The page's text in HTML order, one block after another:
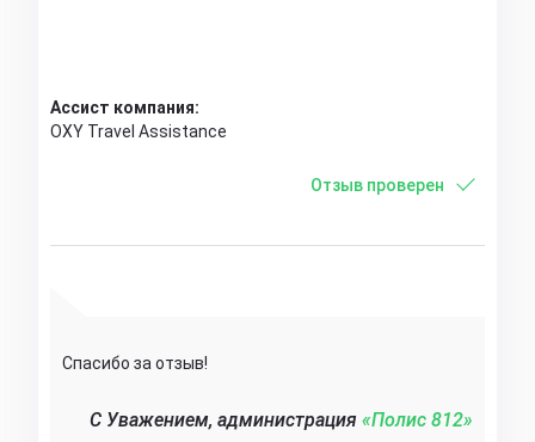
Ассист компания:
OXY Travel Assistance
Отзыв проверен
Спасибо за отзыв!
C Уважением, администрация «Полис 812»‎